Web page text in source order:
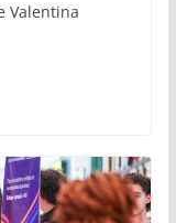
Valentina